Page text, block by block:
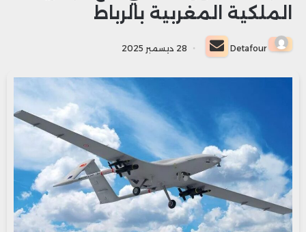
الملكية المغربية بالرباط
Detafour
أرسل
بريدا
إلكترونيا
28 ديسمبر 2025